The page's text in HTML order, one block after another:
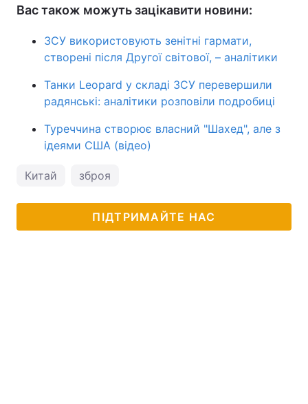
Вас також можуть зацікавити новини:
ЗСУ використовують зенітні гармати,
створені після Другої світової, – аналітики
Танки Leopard у складі ЗСУ перевершили
радянські: аналітики розповіли подробиці
Туреччина створює власний "Шахед", але з
ідеями США (відео)
Китай зброя
ПІДТРИМАЙТЕ НАС